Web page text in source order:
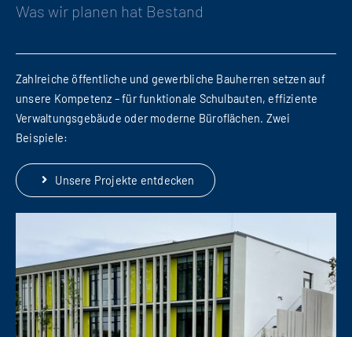
Was wir planen hat Bestand
Zahlreiche öffentliche und gewerbliche Bauherren setzen auf
unsere Kompetenz – für funktionale Schulbauten, effiziente
Verwaltungsgebäude oder moderne Büroflächen. Zwei
Beispiele:
Unsere Projekte entdecken